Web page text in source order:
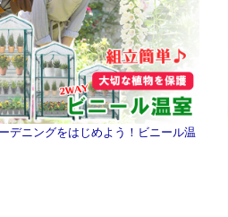
デニングをはじめよう！ビニール温